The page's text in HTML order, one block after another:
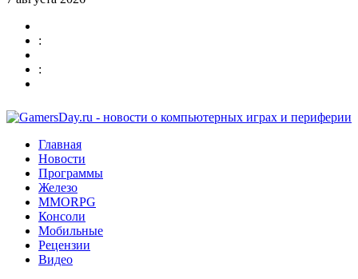
:
:
Главная
Новости
Программы
Железо
MMORPG
Консоли
Мобильные
Рецензии
Видео